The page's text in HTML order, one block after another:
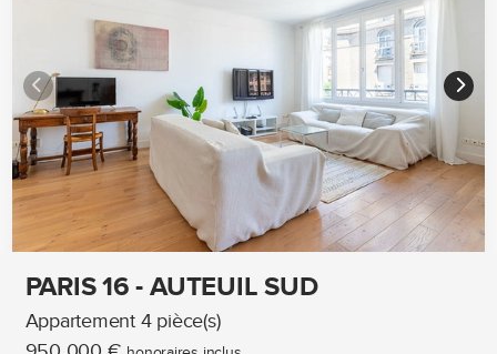
PARIS 16 - AUTEUIL SUD
Appartement 4 pièce(s)